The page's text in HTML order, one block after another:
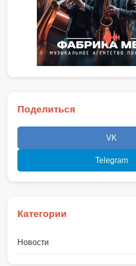
Поделиться
VK
Telegram
Категории
Новости